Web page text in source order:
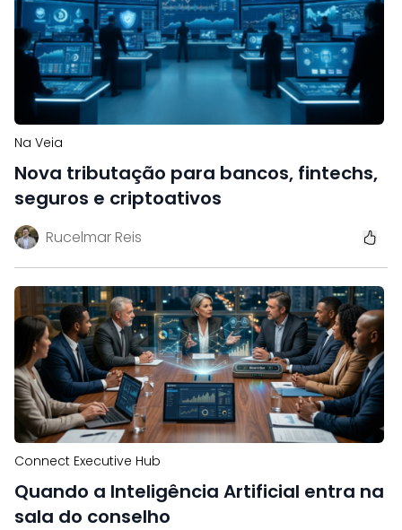
Na Veia
Nova tributação para bancos, fintechs,
seguros e criptoativos
Rucelmar Reis
Connect Executive Hub
Quando a Inteligência Artificial entra na
sala do conselho